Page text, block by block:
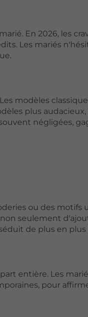
En 2026, les
Les mariés
modèles
plus
négligées,
ou des motifs
seulement
de plus en plus
entière. Les
pour